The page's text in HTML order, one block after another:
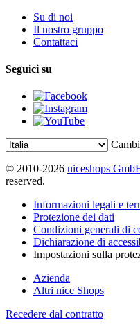
Su di noi
Il nostro gruppo
Contattaci
Seguici su
© 2010-2026 niceshops
reserved.
Informazioni legali e
Protezione dei dati
Condizioni generali di
Dichiarazione di
Impostazioni sulla
Azienda
Altri nice Shops
Recedere dal contratto